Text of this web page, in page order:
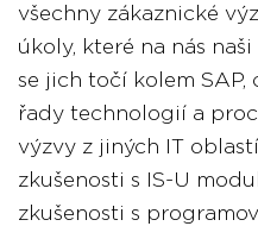
všechny zákaznické
úkoly, které na nás
se jich točí kolem SAP,
řady technologií a
výzvy z jiných IT
zkušenosti s IS-U
zkušenosti s